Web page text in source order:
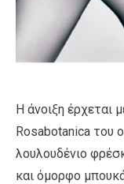
Η άνοιξη έρχεται
Rosabotanica του
λουλουδένιο
και όμορφο